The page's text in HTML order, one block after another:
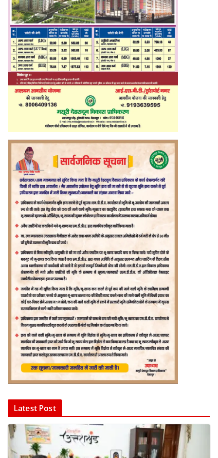
Latest Post